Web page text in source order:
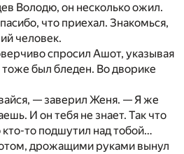
Володю, он несколько ожил.
что приехал. Знакомься,
человек.
спросил Ашот, указывая
был бледен. Во дворике
— заверил Женя. — Я же
И он тебя не знает. Так что
то подшутил над тобой…
дрожащими руками вынул